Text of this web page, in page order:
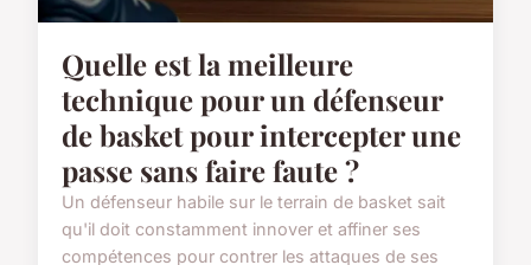
Quelle est la meilleure
technique pour un défenseur
de basket pour intercepter une
passe sans faire faute ?
Un défenseur habile sur le terrain de basket sait
qu'il doit constamment innover et affiner ses
compétences pour contrer les attaques de ses